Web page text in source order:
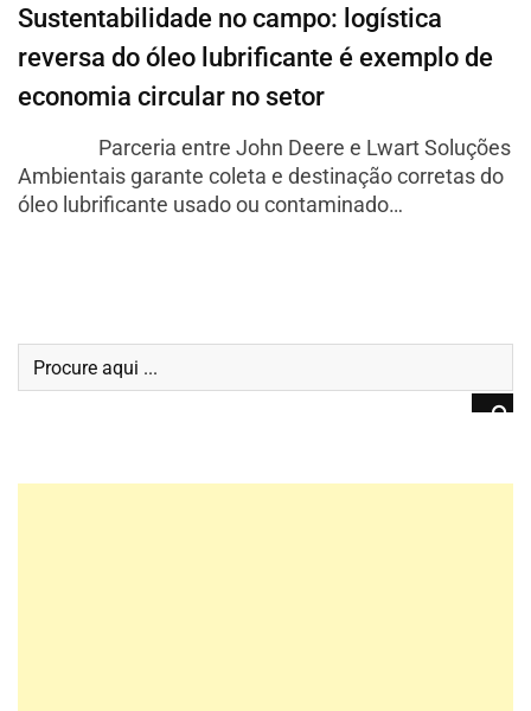
Sustentabilidade no campo: logística
reversa do óleo lubrificante é exemplo de
economia circular no setor
Parceria entre John Deere e Lwart Soluções
Ambientais garante coleta e destinação corretas do
óleo lubrificante usado ou contaminado…